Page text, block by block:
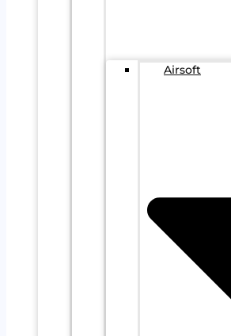
Airsoft